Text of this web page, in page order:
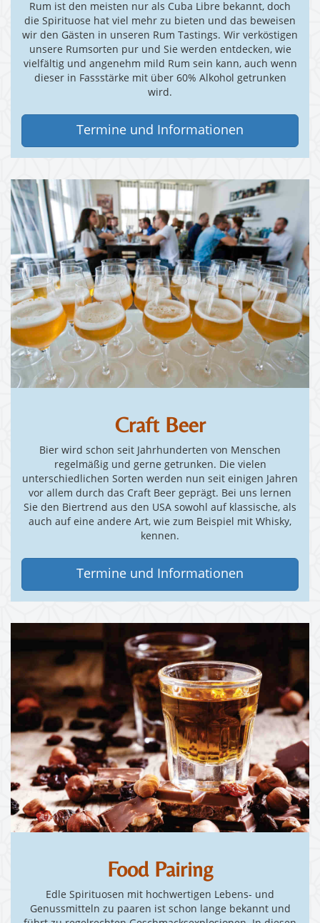
Rum ist den meisten nur als Cuba Libre bekannt, doch
die Spirituose hat viel mehr zu bieten und das beweisen
wir den Gästen in unseren Rum Tastings. Wir verköstigen
unsere Rumsorten pur und Sie werden entdecken, wie
vielfältig und angenehm mild Rum sein kann, auch wenn
dieser in Fassstärke mit über 60% Alkohol getrunken
wird.
Termine und Informationen
Craft Beer
Bier wird schon seit Jahrhunderten von Menschen
regelmäßig und gerne getrunken. Die vielen
unterschiedlichen Sorten werden nun seit einigen Jahren
vor allem durch das Craft Beer geprägt. Bei uns lernen
Sie den Biertrend aus den USA sowohl auf klassische, als
auch auf eine andere Art, wie zum Beispiel mit Whisky,
kennen.
Termine und Informationen
Food Pairing
Edle Spirituosen mit hochwertigen Lebens- und
Genussmitteln zu paaren ist schon lange bekannt und